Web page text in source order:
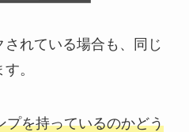
されている場合も、同じ
。
プを持っているのかどう